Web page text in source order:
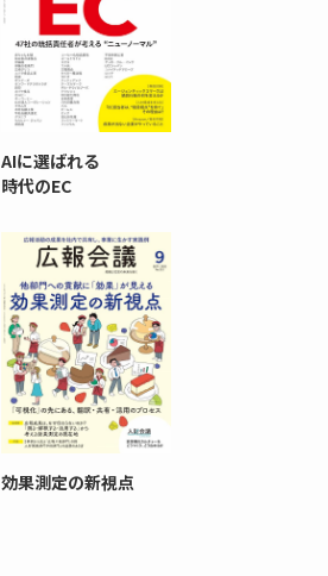
AIに選ばれる
時代のEC
効果測定の新視点